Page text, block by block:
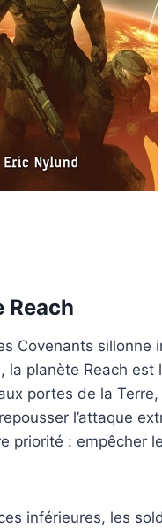
Reach
Covenants sillonne
la planète Reach
portes de la
l’attaque
priorité : empêcher
inférieures, les